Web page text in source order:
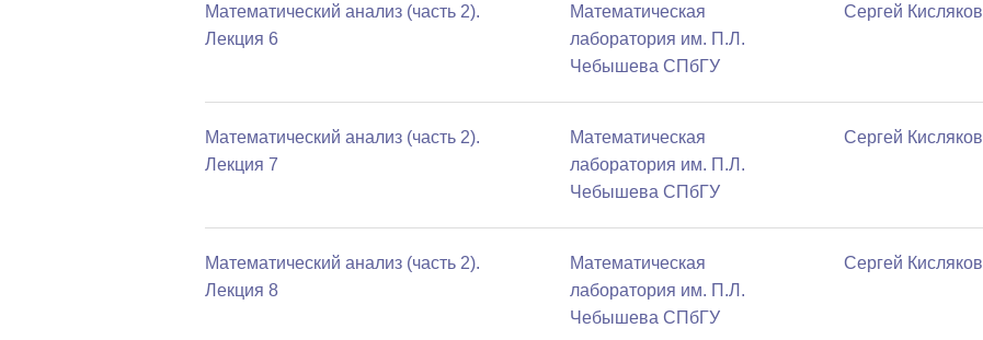
Математический анализ (часть 2).
Лекция 6
Математичеcкая
лаборатория им. П.Л.
Чебышева СПбГУ
Сергей Кисляков
Математический анализ (часть 2).
Лекция 7
Математичеcкая
лаборатория им. П.Л.
Чебышева СПбГУ
Сергей Кисляков
Математический анализ (часть 2).
Лекция 8
Математичеcкая
лаборатория им. П.Л.
Чебышева СПбГУ
Сергей Кисляков